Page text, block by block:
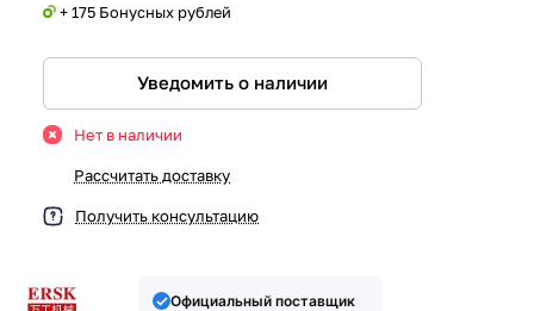
+ 175 Бонусных рублей
Уведомить о наличии
Нет в наличии
Рассчитать доставку
Получить консультацию
Официальный поставщик